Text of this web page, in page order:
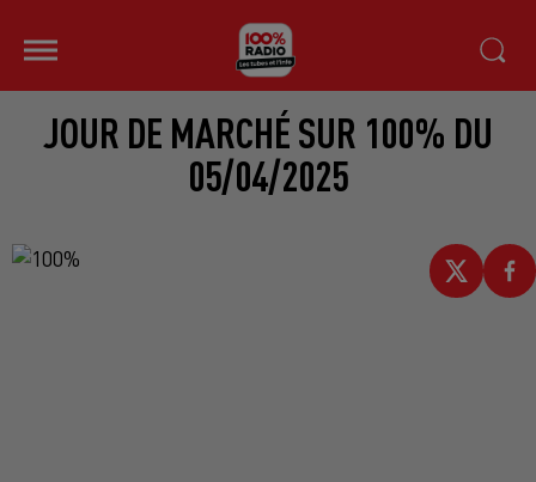
JOUR DE MARCHÉ SUR 100% DU
05/04/2025